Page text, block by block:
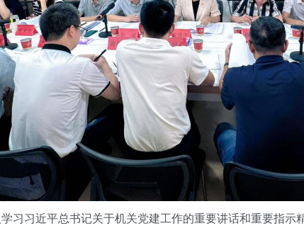
习近平总书记关于机关党建工作的重要讲话和重要指示